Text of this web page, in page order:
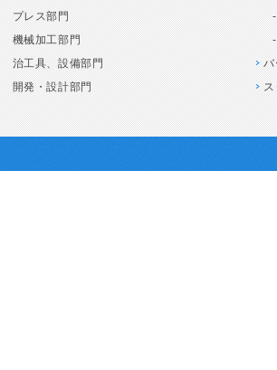
プレス部門
機械加工部門
治工具、設備部門
開発・設計部門
バ
ス